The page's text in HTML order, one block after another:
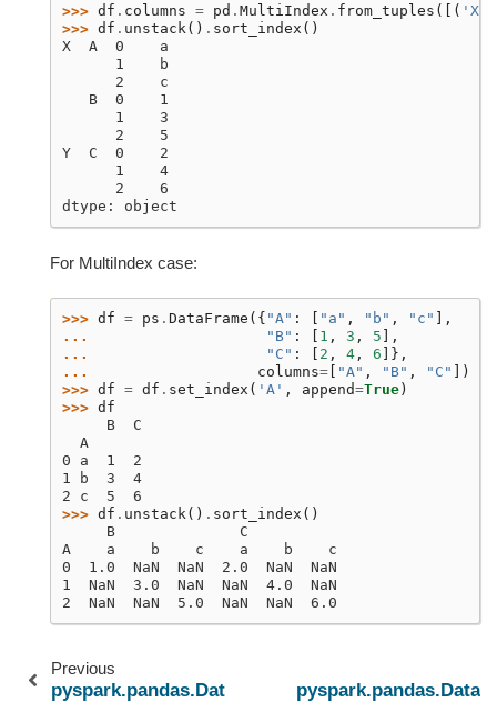
>>> df . columns = pd . MultiIndex . from_tuples ([( 'X'
>>> df . unstack () . sort_index ()
X  A  0    a
      1    b
      2    c
   B  0    1
      1    3
      2    5
Y  C  0    2
      1    4
      2    6
dtype: object
For MultiIndex case:
>>> df = ps . DataFrame ({ "A" : "a" , "b" , "c"
],
...
"B" : 1 , 3 , 5 ],
...
"C" : 2 , 4 , 6 ]},
...
columns= "A" , "B" , "C"
])
>>> df = df . set_index ( 'A' , append=True )
>>> df
     B  C
  A
0 a  1  2
1 b  3  4
2 c  5  6
>>> df . unstack() . sort_index ()
     B              C
A    a    b    c    a    b    c
0  1.0  NaN  NaN  2.0  NaN  NaN
1  NaN  3.0  NaN  NaN  4.0  NaN
2  NaN  NaN  5.0  NaN  NaN  6.0
Previous
pyspark.pandas.DataFrame.stack